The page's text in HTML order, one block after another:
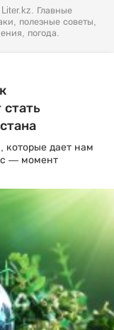
Главные
полезные советы,
погода.
которые дает нам
— момент